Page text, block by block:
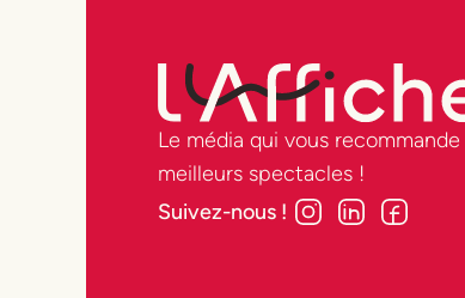
Le média qui vous recommande
meilleurs spectacles !
Suivez-nous !